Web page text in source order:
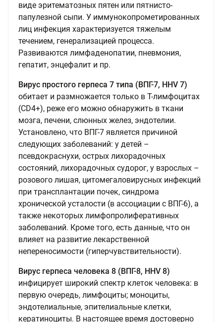
виде эритематозных пятен или пятнисто-
папулезной сыпи. У иммунокопрометированных
лиц инфекция характеризуется тяжелым
течением, генерализацией процесса.
Развиваются лимфаденопатии, пневмония,
гепатит, энцефалит и пр.
Вирус простого герпеса 7 типа (ВПГ-7, HHV 7)
обитает и размножается только в Т-лимфоцитах
(CD4+), реже его можно обнаружить в ткани
мозга, печени, слюнных желез, эндотелии.
Установлено, что ВПГ-7 является причиной
следующих заболеваний: у детей –
псевдокраснухи, острых лихорадочных
состояний, лихорадочных судорог, у взрослых –
розового лишая, цитомегаловирусных инфекций
при трансплантации почек, синдрома
хронической усталости (в ассоциации с ВПГ-6), а
также некоторых лимфопролиферативных
заболеваний. Кроме того, есть данные, что он
влияет на развитие лекарственной
непереносимости (гиперчувствительности).
Вирус герпеса человека 8 (ВПГ-8, HHV 8)
инфицирует широкий спектр клеток человека: в
первую очередь, лимфоциты; моноциты,
эндотелиальные, эпителиальные клетки,
кератиноциты. В настоящее время достоверно